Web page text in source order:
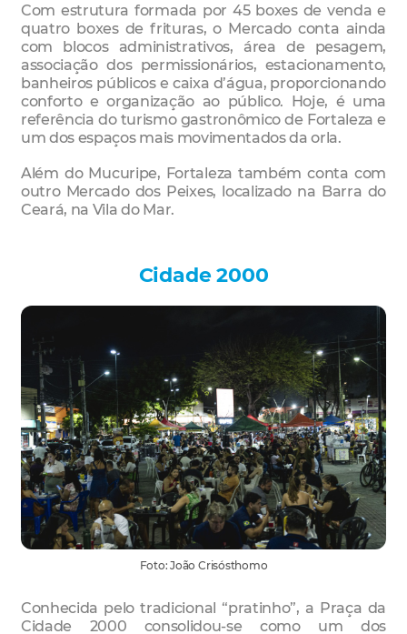
Com estrutura formada por 45 boxes de venda e
quatro boxes de frituras, o Mercado conta ainda
com blocos administrativos, área de pesagem,
associação dos permissionários, estacionamento,
banheiros públicos e caixa d’água, proporcionando
conforto e organização ao público. Hoje, é uma
referência do turismo gastronômico de Fortaleza e
um dos espaços mais movimentados da orla.
Além do Mucuripe, Fortaleza também conta com
outro Mercado dos Peixes, localizado na Barra do
Ceará, na Vila do Mar.
Cidade 2000
Foto: João Crisósthomo
Conhecida pelo tradicional “pratinho”, a Praça da
Cidade 2000 consolidou-se como um dos